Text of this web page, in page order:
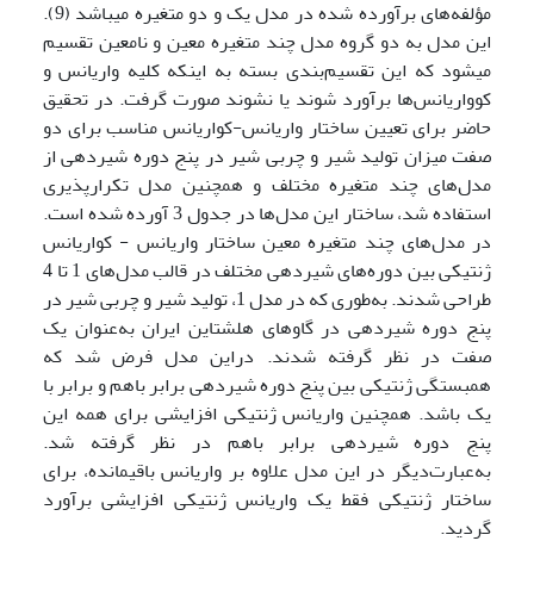
مؤلفه‌های برآورده شده در مدل یک و دو متغیره می­باشد (9).
این مدل به دو گروه مدل چند متغیره معین و نامعین تقسیم
می­شود که این تقسیم‌بندی بسته به اینکه کلیه واریانس و
کوواریانس‌ها برآورد شوند یا نشوند صورت گرفت. در تحقیق
حاضر برای تعیین ساختار واریانس-کواریانس مناسب برای دو
صفت میزان تولید شیر و چربی شیر در پنج دوره شیردهی از
مدل‌های چند متغیره مختلف و همچنین مدل تکرارپذیری
استفاده شد، ساختار این مدل‌ها در جدول 3 آورده شده است.
در مدل‌های چند متغیره معین ساختار واریانس - کواریانس
ژنتیکی بین دوره‌های شیردهی مختلف در قالب مدل‌های 1 تا 4
طراحی شدند. به‌طوری که در مدل 1، تولید شیر و چربی شیر در
پنج دوره شیردهی در گاوهای هلشتاین ایران به‌عنوان یک
صفت در نظر گرفته شدند. دراین مدل فرض شد که
همبستگی ژنتیکی بین پنج دوره شیردهی برابر باهم و برابر با
یک باشد. همچنین واریانس ژنتیکی افزایشی برای همه این
پنج دوره شیردهی برابر باهم در نظر گرفته شد.
به‌عبارت‌دیگر در این مدل علاوه بر واریانس باقیمانده، برای
ساختار ژنتیکی فقط یک واریانس ژنتیکی افزایشی برآورد
گردید.